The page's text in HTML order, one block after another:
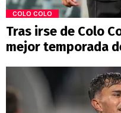
COLO COLO
Tras irse de Colo
mejor temporada